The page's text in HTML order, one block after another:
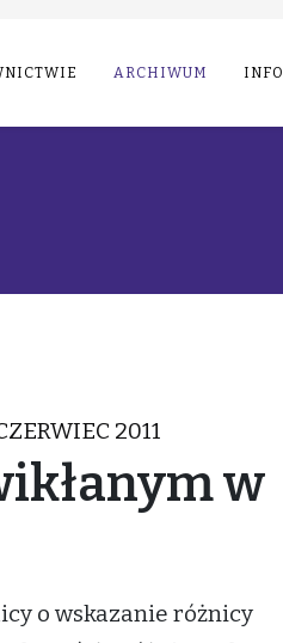
ARCHIWUM INFO
2011
w
o wskazanie różnicy